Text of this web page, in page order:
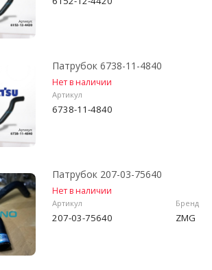
Патрубок 6738-11-4840
Нет в наличии
Артикул
6738-11-4840
Патрубок 207-03-75640
Нет в наличии
Артикул
207-03-75640
Бренд
ZMG